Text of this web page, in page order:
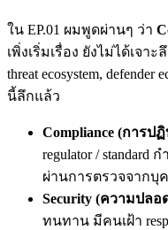
ใน EP.01 ผมพูดผ่านๆ ว่า
เพิ่งเริ่มเรื่อง ยังไม่ได้เจา
threat ecosystem,
นี้ลึกแล้ว
Compliance (การป
regulator /
ผ่านการตรวจจากบุ
Security (ความปลอ
ทนทาน มีคนเฝ้า